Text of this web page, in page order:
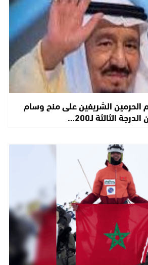
الحرمين الشريفين على منح وسام
الثالثة لـ200…